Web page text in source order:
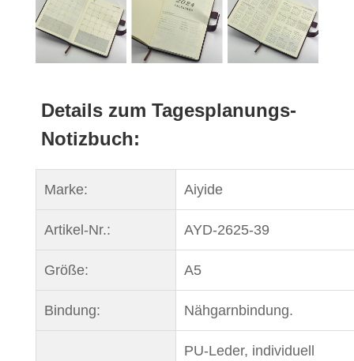
Details zum Tagesplanungs-
Notizbuch:
Marke: Aiyide
Artikel-Nr.: AYD-2625-39
Größe: A5
Bindung: Nähgarnbindung.
PU-Leder, individuell